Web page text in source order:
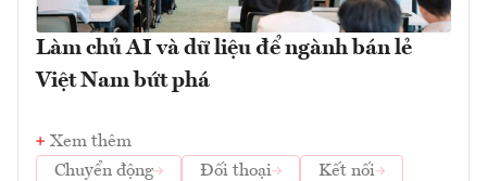
Làm chủ AI và dữ liệu để ngành bán lẻ
Việt Nam bứt phá
Xem thêm
Chuyển động
Đối thoại
Kết nối